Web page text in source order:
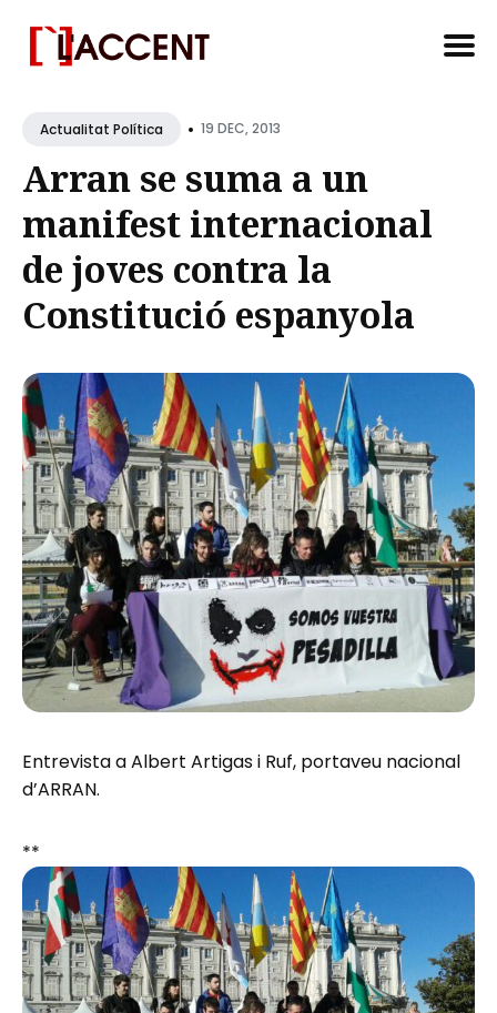
forActualitat Política • 19 DEC, 2013
Arran se suma a un
manifest internacional
de joves contra la
Constitució espanyola
Entrevista a Albert Artigas i Ruf, portaveu nacional
d’ARRAN.
**